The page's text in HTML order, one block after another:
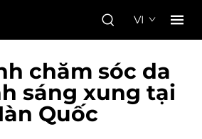
VI
chăm sóc da
sáng xung tại
Quốc